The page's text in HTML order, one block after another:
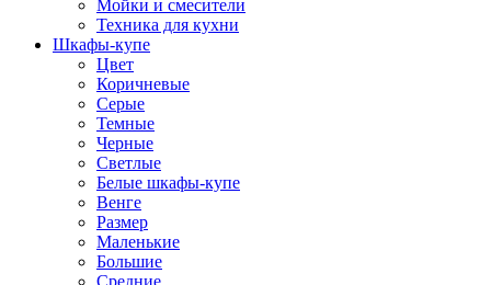
Мойки и смесители
Техника для кухни
Шкафы-купе
Цвет
Коричневые
Серые
Темные
Черные
Светлые
Белые шкафы-купе
Венге
Размер
Маленькие
Большие
Средние